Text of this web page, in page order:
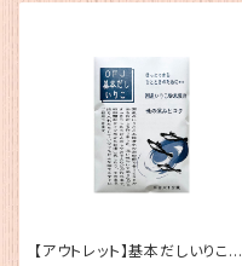
【アウトレット】基本だしいりこ（5